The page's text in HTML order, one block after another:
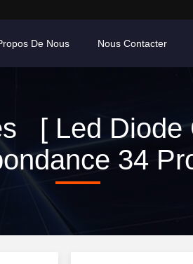
De Nous Nous Contacter
[ Led Diode
34